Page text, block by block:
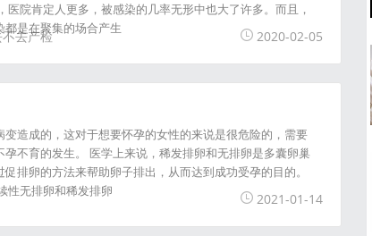
院肯定人更多，被感染的几率无形中也大了许多。而且，
是在聚集的场合产生
去产检 2020-02-05
造成的，这对于想要怀孕的女性的来说是很危险的，需要
不育的发生。 医学上来说，稀发排卵和无排卵是多囊卵巢
排卵的方法来帮助卵子排出，从而达到成功受孕的目的。
性无排卵和稀发排卵
2021-01-14